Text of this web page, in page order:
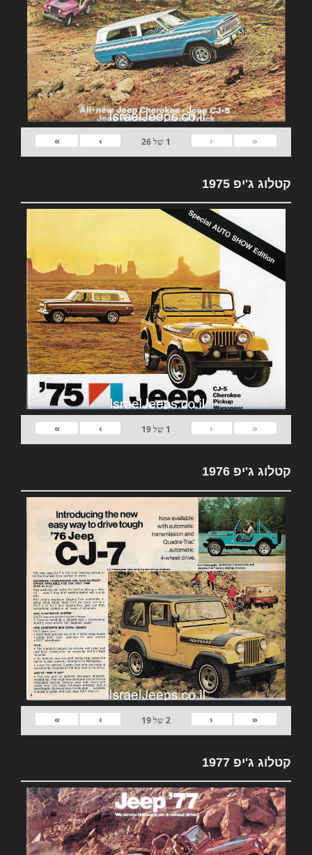
«
‹
1 של26
›
»
קטלוג ג'יפ 1975
«
‹
1 של19
›
»
קטלוג ג'יפ 1976
«
‹
2של19
›
»
קטלוג ג'יפ 1977